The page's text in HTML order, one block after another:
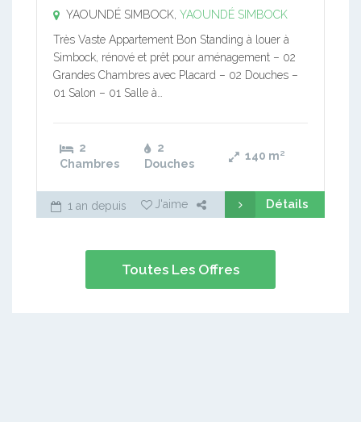
YAOUNDÉ SIMBOCK, YAOUNDÉ SIMBOCK
Très Vaste Appartement Bon Standing à louer à
Simbock, rénové et prêt pour aménagement – 02
Grandes Chambres avec Placard – 02 Douches –
01 Salon – 01 Salle à…
2
Chambres
2
Douches
140 m²
1 an depuis J'aime Détails
Toutes Les Offres